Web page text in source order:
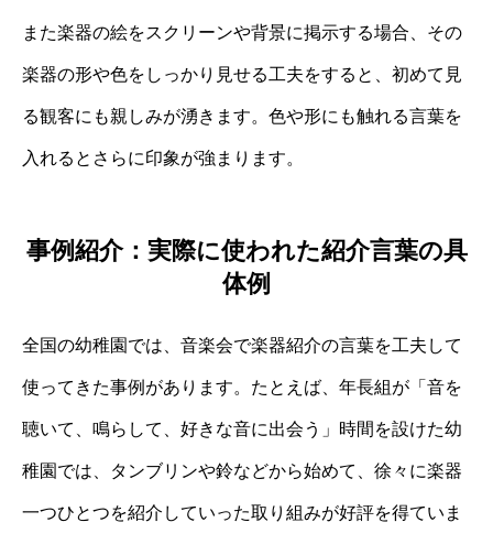
また楽器の絵をスクリーンや背景に掲示する場合、その
楽器の形や色をしっかり見せる工夫をすると、初めて見
る観客にも親しみが湧きます。色や形にも触れる言葉を
入れるとさらに印象が強まります。
事例紹介：実際に使われた紹介言葉の具
体例
全国の幼稚園では、音楽会で楽器紹介の言葉を工夫して
使ってきた事例があります。たとえば、年長組が「音を
聴いて、鳴らして、好きな音に出会う」時間を設けた幼
稚園では、タンブリンや鈴などから始めて、徐々に楽器
一つひとつを紹介していった取り組みが好評を得ていま